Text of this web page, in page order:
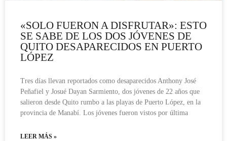
«SOLO FUERON A DISFRUTAR»: ESTO
SE SABE DE LOS DOS JÓVENES DE
QUITO DESAPARECIDOS EN PUERTO
LÓPEZ
Tres días llevan reportados como desaparecidos Anthony José
Peñafiel y Josué Dayan Sarmiento, dos jóvenes de 22 años que
salieron desde Quito rumbo a las playas de Puerto López, en la
provincia de Manabí. Los jóvenes fueron vistos por última
LEER MÁS »